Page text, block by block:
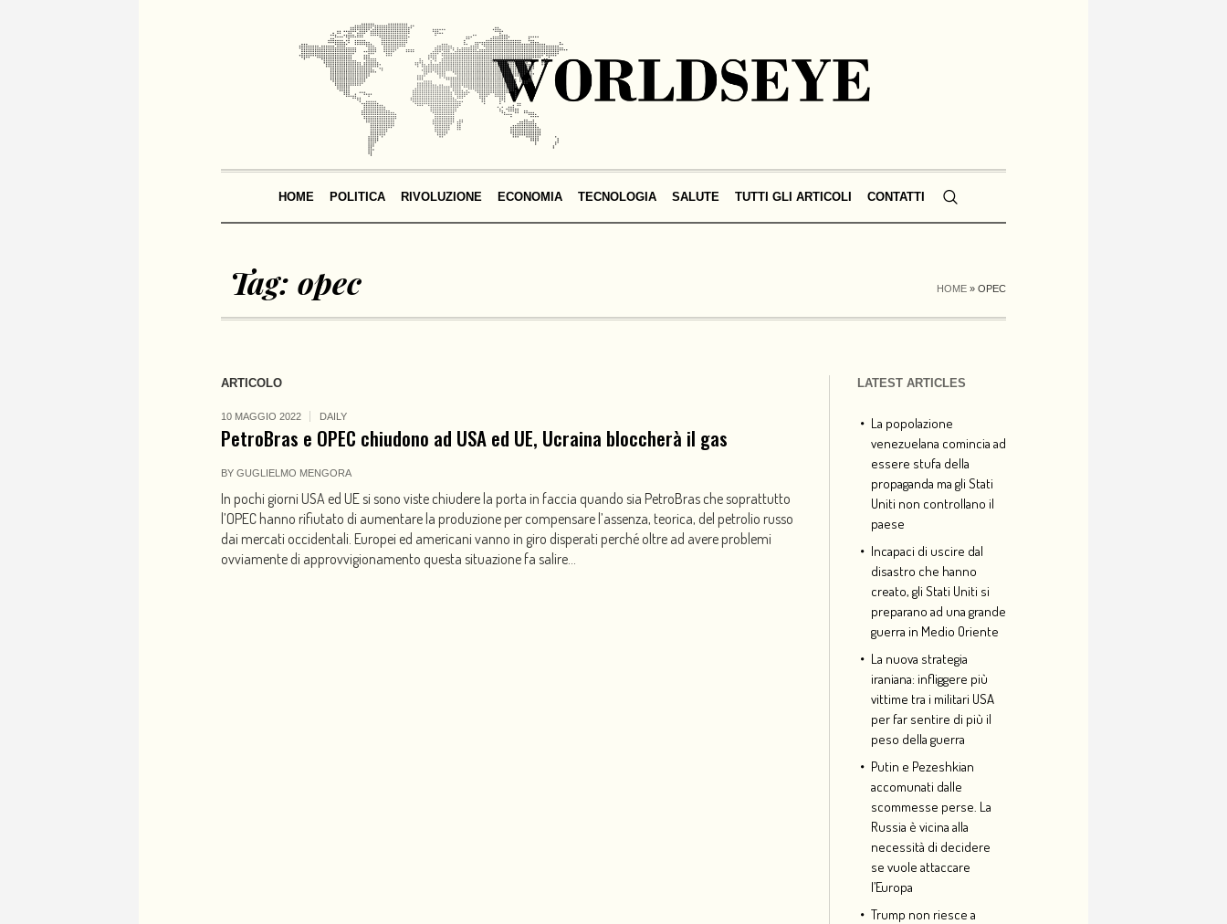
HOME POLITICA RIVOLUZIONE ECONOMIA TECNOLOGIA SALUTE TUTTI GLI ARTICOLI CONTATTI
Tag: opec HOME » OPEC
ARTICOLO
10 MAGGIO 2022 DAILY
PetroBras e OPEC chiudono ad USA ed UE, Ucraina bloccherà il gas
BY GUGLIELMO MENGORA
In pochi giorni USA ed UE si sono viste chiudere la porta in faccia quando sia PetroBras che soprattutto
l’OPEC hanno rifiutato di aumentare la produzione per compensare l’assenza, teorica, del petrolio russo
dai mercati occidentali. Europei ed americani vanno in giro disperati perché oltre ad avere problemi
ovviamente di approvvigionamento questa situazione fa salire...
LATEST ARTICLES
La popolazione
venezuelana comincia ad
essere stufa della
propaganda ma gli Stati
Uniti non controllano il
paese
Incapaci di uscire dal
disastro che hanno
creato, gli Stati Uniti si
preparano ad una grande
guerra in Medio Oriente
La nuova strategia
iraniana: infliggere più
vittime tra i militari USA
per far sentire di più il
peso della guerra
Putin e Pezeshkian
accomunati dalle
scommesse perse. La
Russia è vicina alla
necessità di decidere
se vuole attaccare
l’Europa
Trump non riesce a